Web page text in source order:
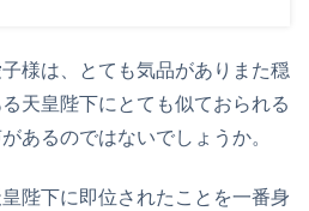
様は、とても気品がありまた穏
天皇陛下にとても似ておられる
あるのではないでしょうか。
陛下に即位されたことを一番身